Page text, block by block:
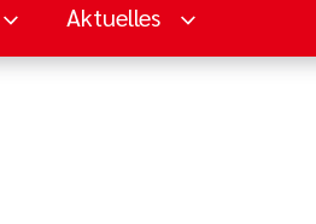
Aktuelles